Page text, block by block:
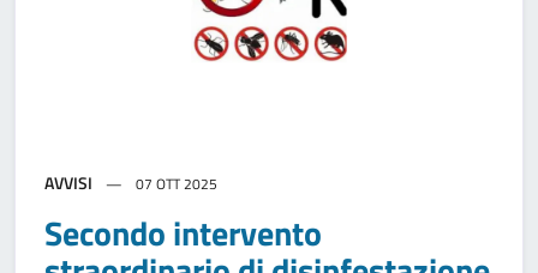
AVVISI 07 OTT 2025
Secondo intervento